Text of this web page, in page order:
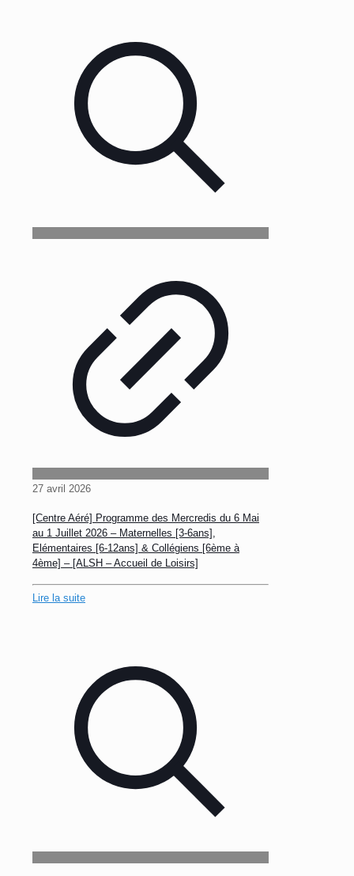
27 avril 2026
[Centre Aéré] Programme des Mercredis du 6 Mai
au 1 Juillet 2026 – Maternelles [3-6ans],
Elémentaires [6-12ans] & Collégiens [6ème à
4ème] – [ALSH – Accueil de Loisirs]
Lire la suite